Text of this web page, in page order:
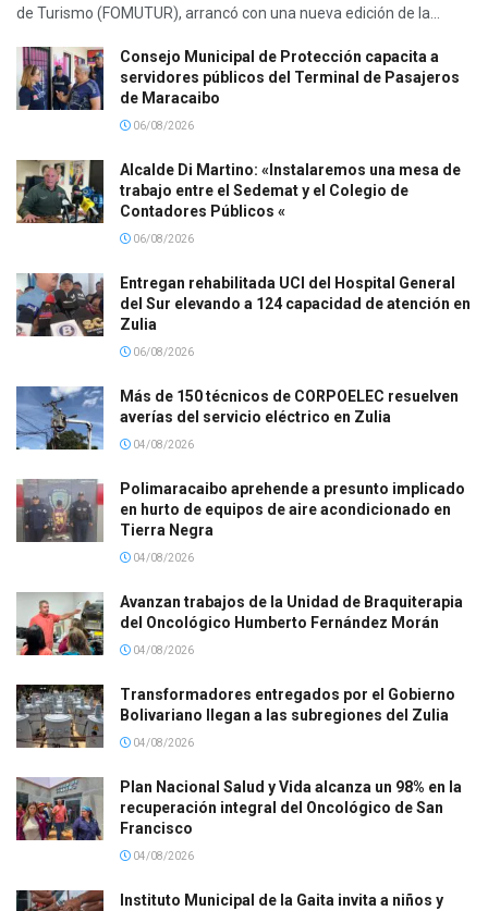
de Turismo (FOMUTUR), arrancó con una nueva edición de la...
Consejo Municipal de Protección capacita a
servidores públicos del Terminal de Pasajeros
de Maracaibo
06/08/2026
Alcalde Di Martino: «Instalaremos una mesa de
trabajo entre el Sedemat y el Colegio de
Contadores Públicos «
06/08/2026
Entregan rehabilitada UCI del Hospital General
del Sur elevando a 124 capacidad de atención en
Zulia
06/08/2026
Más de 150 técnicos de CORPOELEC resuelven
averías del servicio eléctrico en Zulia
04/08/2026
Polimaracaibo aprehende a presunto implicado
en hurto de equipos de aire acondicionado en
Tierra Negra
04/08/2026
Avanzan trabajos de la Unidad de Braquiterapia
del Oncológico Humberto Fernández Morán
04/08/2026
Transformadores entregados por el Gobierno
Bolivariano llegan a las subregiones del Zulia
04/08/2026
Plan Nacional Salud y Vida alcanza un 98% en la
recuperación integral del Oncológico de San
Francisco
04/08/2026
Instituto Municipal de la Gaita invita a niños y